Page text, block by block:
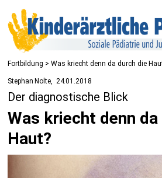
Fortbildung > Was kriecht denn da durch die
Stephan Nolte 24.01.2018
Der diagnostische Blick
Was kriecht denn
Haut?